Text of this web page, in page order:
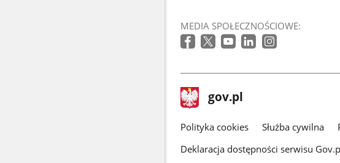
MEDIA SPOŁECZNOŚCIOWE:
stopka
gov.pl Strona
gov.pl
gov.pl
Polityka cookies Służba cywilna
Deklaracja dostępności serwisu